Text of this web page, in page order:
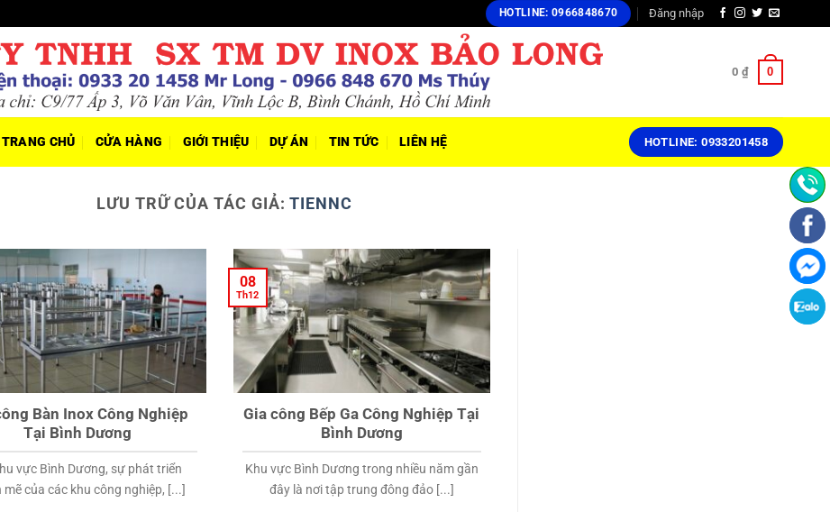
HOTLINE: 0966848670 Đăng nhập
0 ₫ 0
TRANG CHỦ CỬA HÀNG GIỚI THIỆU DỰ ÁN TIN TỨC LIÊN HỆ HOTLINE: 0933201458
LƯU TRỮ CỦA TÁC GIẢ:TIENNC
Bàn Inox Công Nghiệp
Tại Bình Dương
vực Bình Dương, sự phát triển
mẽ của các khu công nghiệp, [...]
Gia công Bếp Ga Công Nghiệp Tại
Bình Dương
Khu vực Bình Dương trong nhiều năm gần
đây là nơi tập trung đông đảo [...]
08
Th12